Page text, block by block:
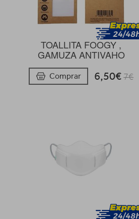
TOALLITA FOOGY ,
GAMUZA ANTIVAHO
Comprar 6,50€7€